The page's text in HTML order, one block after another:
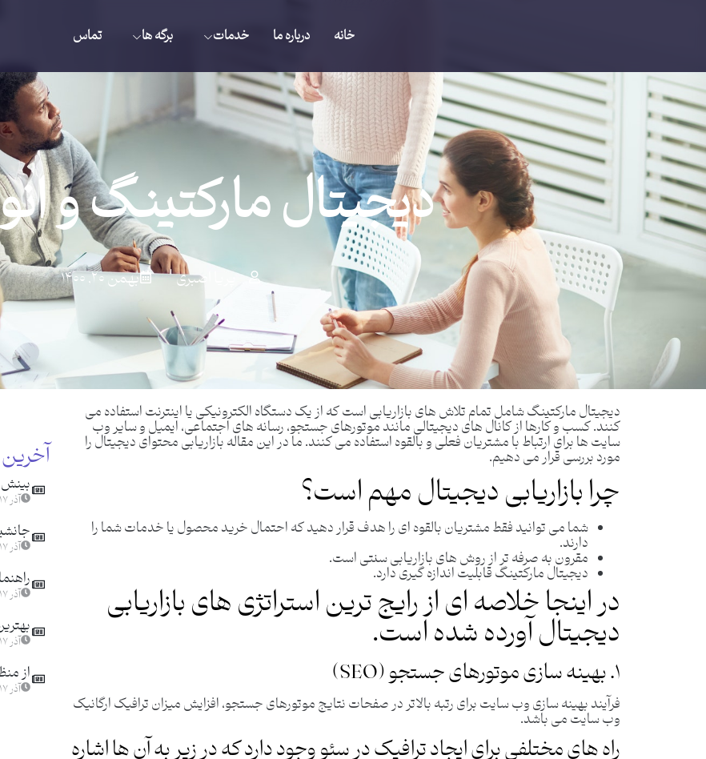
خانه درباره ما خدمات برگه ها تماس
دیجیتال مارکتینگ و
پریا اصبری بهمن ۲۰, ۱۴۰۰
دیجیتال مارکتینگ شامل تمام تلاش های بازاریابی است که از یک دستگاه الکترونیکی یا اینترنت استفاده می
کنند. کسب ‌و کارها از کانال‌ های دیجیتالی مانند موتورهای جستجو، رسانه‌ های اجتماعی، ایمیل و سایر وب
‌سایت ‌ها برای ارتباط با مشتریان فعلی و بالقوه استفاده می‌ کنند. ما در این مقاله بازاریابی محتوای دیجیتال را
مورد بررسی قرار می دهیم.
چرا بازاریابی دیجیتال مهم است؟
شما می توانید فقط مشتریان بالقوه ای را هدف قرار دهید که احتمال خرید محصول یا خدمات شما را
دارند.
مقرون به صرفه تر از روش های بازاریابی سنتی است.
دیجیتال مارکتینگ قابلیت اندازه گیری دارد.
در اینجا خلاصه ای از رایج ترین استراتژی های بازاریابی
دیجیتال آورده شده است.
۱. بهینه سازی موتورهای جستجو (SEO)
فرآیند بهینه سازی وب سایت برای رتبه بالاتر در صفحات نتایج موتورهای جستجو، افزایش میزان ترافیک ارگانیک
وب سایت می باشد.
راه های مختلفی برای ایجاد ترافیک در سئو وجود دارد که در زیر به آن ها اشاره
بینش
آذر ۱۷, ۱۴۰۳
آذر ۱۷, ۱۴۰۳
آذر ۱۷, ۱۴۰۳
آذر ۱۷, ۱۴۰۳
از
آذر ۱۷, ۱۴۰۳